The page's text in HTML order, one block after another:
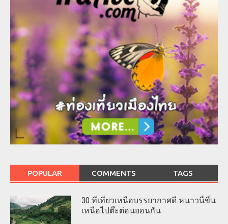
POPULAR COMMENTS TAGS
30 ที่เที่ยวเหนือบรรยากาศดี หนาวนี้ขึ้น
เหนือไปต๊ะต่อนยอนกัน